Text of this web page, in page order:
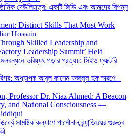
দেউলিয়াত্ব: একটি জিডি এবং আমাদের বিপন্ন
Distinct Skills That Must Work
Hossain
Skilled Leadership and
Leadership Summit’ Held
ভবিষ্যৎ গড়ার প্রত্যয়: সিইও ফ্যাক্টরি
অধ্যাপক আবুল কাসেম ফজলুল হক স্মরণে –
Professor Dr. Niaz Ahmed: A Beacon
and National Consciousness —
সামষ্টিক কল্যাণে পার্সোনাল ব্র্যান্ডিংয়ের গুরুত্ব